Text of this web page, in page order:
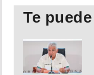
Te